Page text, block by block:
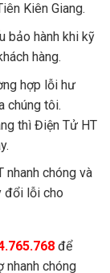
Kiên Giang.
bảo hành khi kỹ
hàng.
hợp lỗi hư
chúng tôi.
thì Điện Tử HT
nhanh chóng và
đổi lỗi cho
để
nhanh chóng